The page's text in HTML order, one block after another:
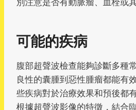
可能的疾病
腹部超聲波檢查能夠診斷多種
良性的囊腫到惡性腫瘤都能有
些疾病對於治療效果和預後都
根據超聲波影像的特徵，結合